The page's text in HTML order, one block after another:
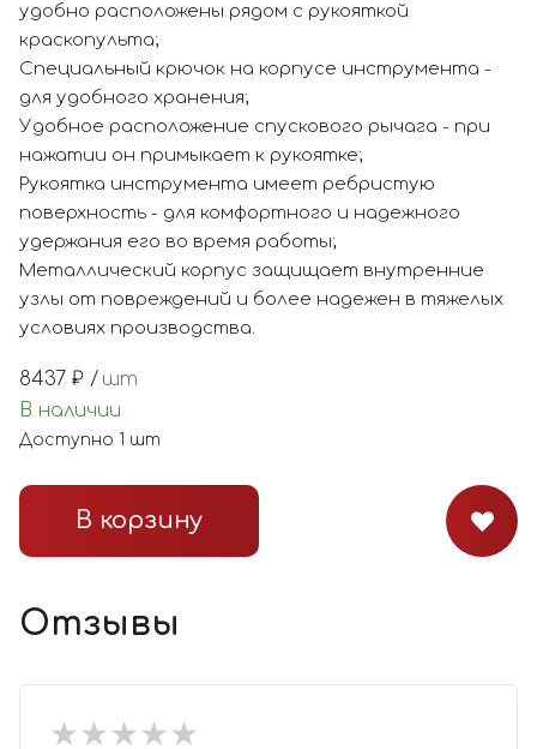
удобно расположены рядом с рукояткой
краскопульта;
Специальный крючок на корпусе инструмента -
для удобного хранения;
Удобное расположение спускового рычага - при
нажатии он примыкает к рукоятке;
Рукоятка инструмента имеет ребристую
поверхность - для комфортного и надежного
удержания его во время работы;
Металлический корпус защищает внутренние
узлы от повреждений и более надежен в тяжелых
условиях производства.
8437 ₽ / шт
В наличии
Доступно 1 шт
В корзину
Отзывы
★★★★★
★★★★★